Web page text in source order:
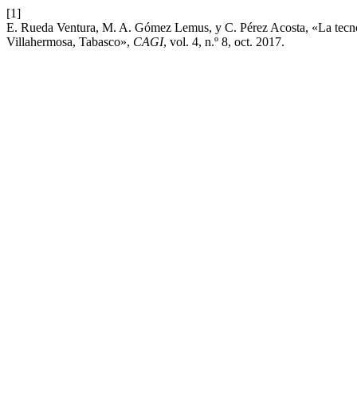
[1]
E. Rueda Ventura, M. A. Gómez Lemus, y C. Pérez Acosta, «La
Villahermosa, Tabasco», CAGI, vol. 4, n.º 8, oct. 2017.